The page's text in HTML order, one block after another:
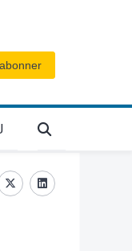
TwitterLinkedin